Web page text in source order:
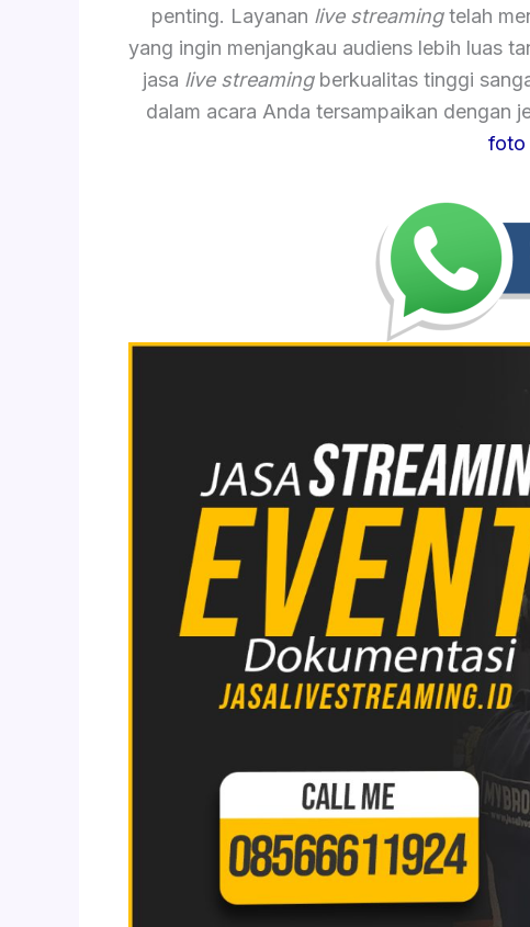
penting. Layanan live streamingtelah
yang ingin menjangkau audiens lebih luas
jasa live streamingberkualitas tinggi
dalam acara Anda tersampaikan dengan
foto